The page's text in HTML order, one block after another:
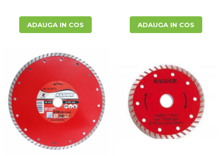
ADAUGA IN COS ADAUGA IN COS